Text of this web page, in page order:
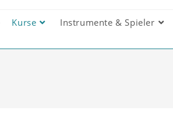
Kurse Instrumente & Spieler